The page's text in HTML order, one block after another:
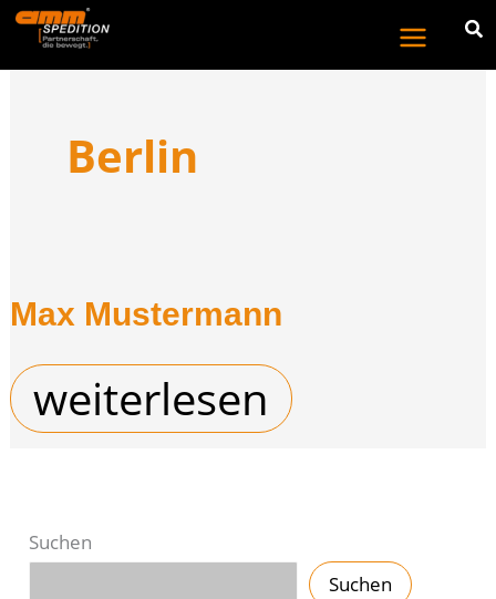
Zum
Inhalt
Berlin
Max Mustermann
Max
Mustermann
weiterlesen
Suchen
Suchen